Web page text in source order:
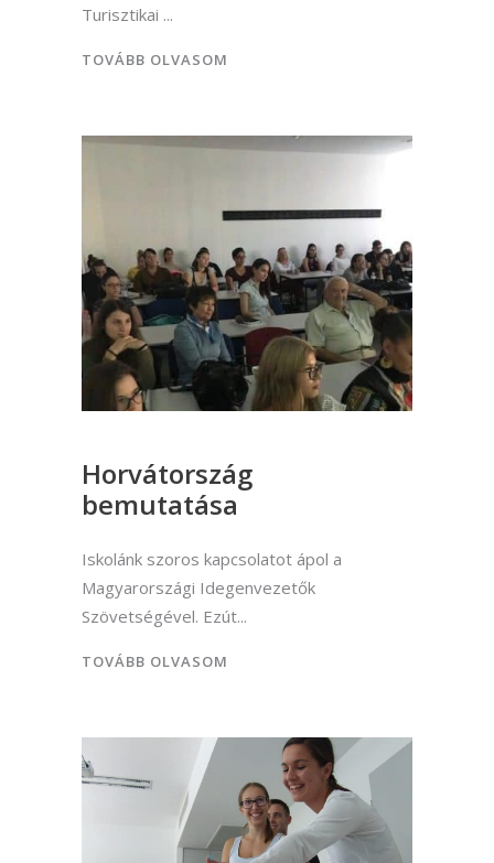
Turisztikai
TOVÁBB OLVASOM
Horvátország
bemutatása
Iskolánk szoros kapcsolatot ápol a
Magyarországi Idegenvezetők
Szövetségével. Ezút
TOVÁBB OLVASOM